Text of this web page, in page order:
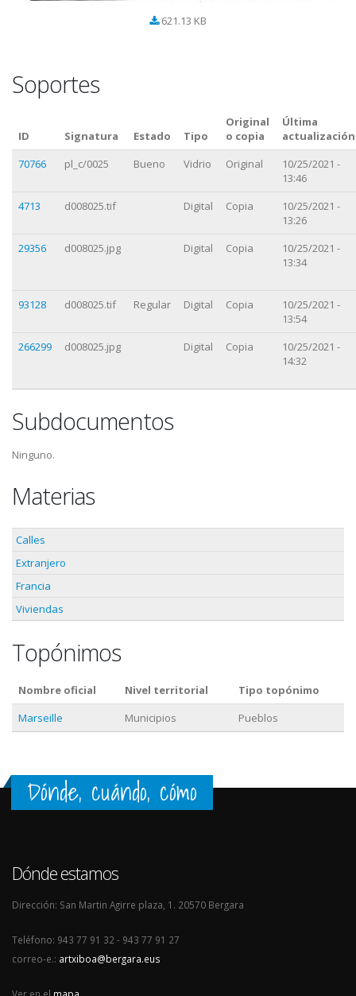
621.13 KB
Soportes
ID Signatura Estado Tipo
Original
o copia
Última
actualización
70766
pl_c/0025 Bueno Vidrio Original
10/25/2021 -
13:46
4713
d008025.tif Digital Copia
10/25/2021 -
13:26
29356
d008025.jpg Digital Copia
10/25/2021 -
13:34
93128 d008025.tif Regular Digital Copia
10/25/2021 -
13:54
266299
d008025.jpg Digital Copia
10/25/2021 -
14:32
Subdocumentos
Ninguno.
Materias
Calles
Extranjero
Francia
Viviendas
Topónimos
Nombre oficial Nivel territorial
Tipo topónimo
Marseille
Municipios Pueblos
Dónde, cuándo, cómo
Dónde estamos
Dirección: San Martin Agirre plaza, 1. 20570 Bergara
Teléfono: 943 77 91 32 - 943 77 91 27
correo-e.: artxiboa@bergara.eus
Ver en el mapa